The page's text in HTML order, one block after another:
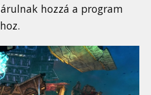
hozzá a program